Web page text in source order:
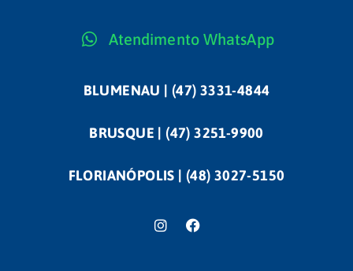
Atendimento WhatsApp
BLUMENAU | (47) 3331-4844
BRUSQUE | (47) 3251-9900
FLORIANÓPOLIS | (48) 3027-5150